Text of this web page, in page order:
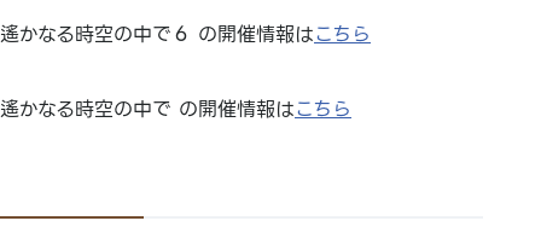
遙かなる時空の中で６ の開催情報はこちら
遙かなる時空の中で の開催情報はこちら